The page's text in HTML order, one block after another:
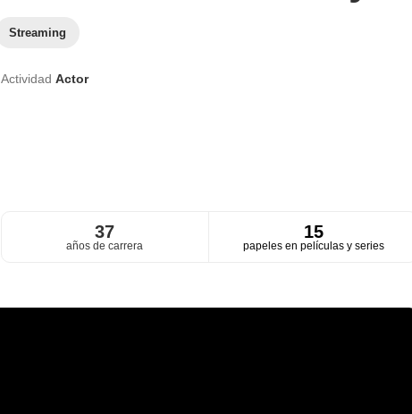
Streaming
Actividad Actor
37
años de carrera
15
papeles en películas y series